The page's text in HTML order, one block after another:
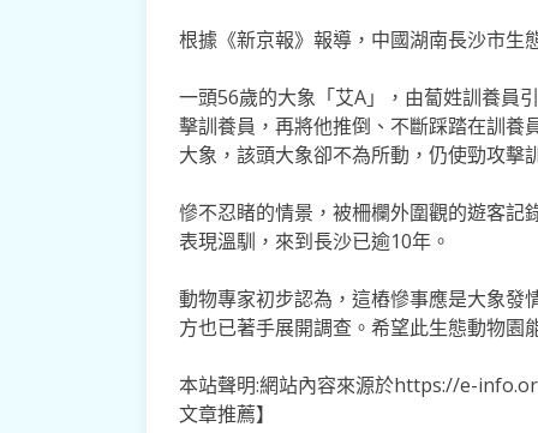
根據《新京報》報導，中國湖南長沙市生
一頭56歲的大象「艾A」，由蔔姓訓養員
擊訓養員，再將他推倒、不斷踩踏在訓養
大象，該頭大象卻不為所動，仍使勁攻擊
慘不忍睹的情景，被柵欄外圍觀的遊客記
表現溫馴，來到長沙已逾10年。
動物專家初步認為，這樁慘事應是大象發
方也已著手展開調查。希望此生態動物
本站聲明:網站內容來源於https://e-
文章推薦】